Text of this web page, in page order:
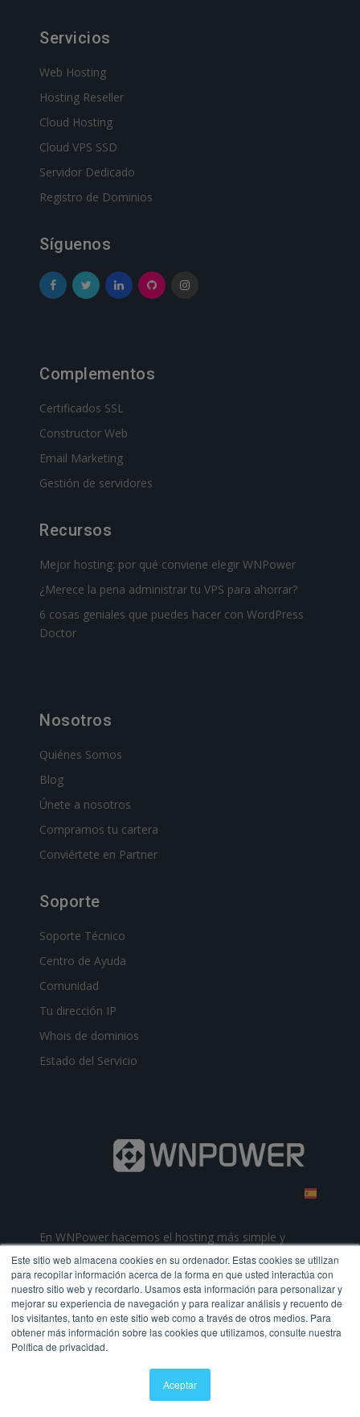
Este sitio web almacena cookies en su ordenador. Estas cookies se utilizan
para recopilar información acerca de la forma en que usted interactúa con
nuestro sitio web y recordarlo. Usamos esta información para personalizar y
mejorar su experiencia de navegación y para realizar análisis y recuento de
los visitantes, tanto en este sitio web como a través de otros medios. Para
obtener más información sobre las cookies que utilizamos, consulte nuestra
Política de privacidad.
Aceptar
Servicios
Web Hosting
Hosting Reseller
Cloud Hosting
Cloud VPS SSD
Servidor Dedicado
Registro de Dominios
Síguenos
Complementos
Certificados SSL
Constructor Web
Email Marketing
Gestión de servidores
Recursos
Mejor hosting: por qué conviene elegir WNPower
¿Merece la pena administrar tu VPS para ahorrar?
6 cosas geniales que puedes hacer con WordPress
Doctor
Nosotros
Quiénes Somos
Blog
Únete a nosotros
Compramos tu cartera
Conviértete en Partner
Soporte
Soporte Técnico
Centro de Ayuda
Comunidad
Tu dirección IP
Whois de dominios
Estado del Servicio
En WNPower hacemos el hosting más simple y
completo de la región. Alojamiento web de alta
calidad y soporte técnico galardonado.